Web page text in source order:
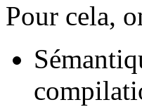
Pour cela,